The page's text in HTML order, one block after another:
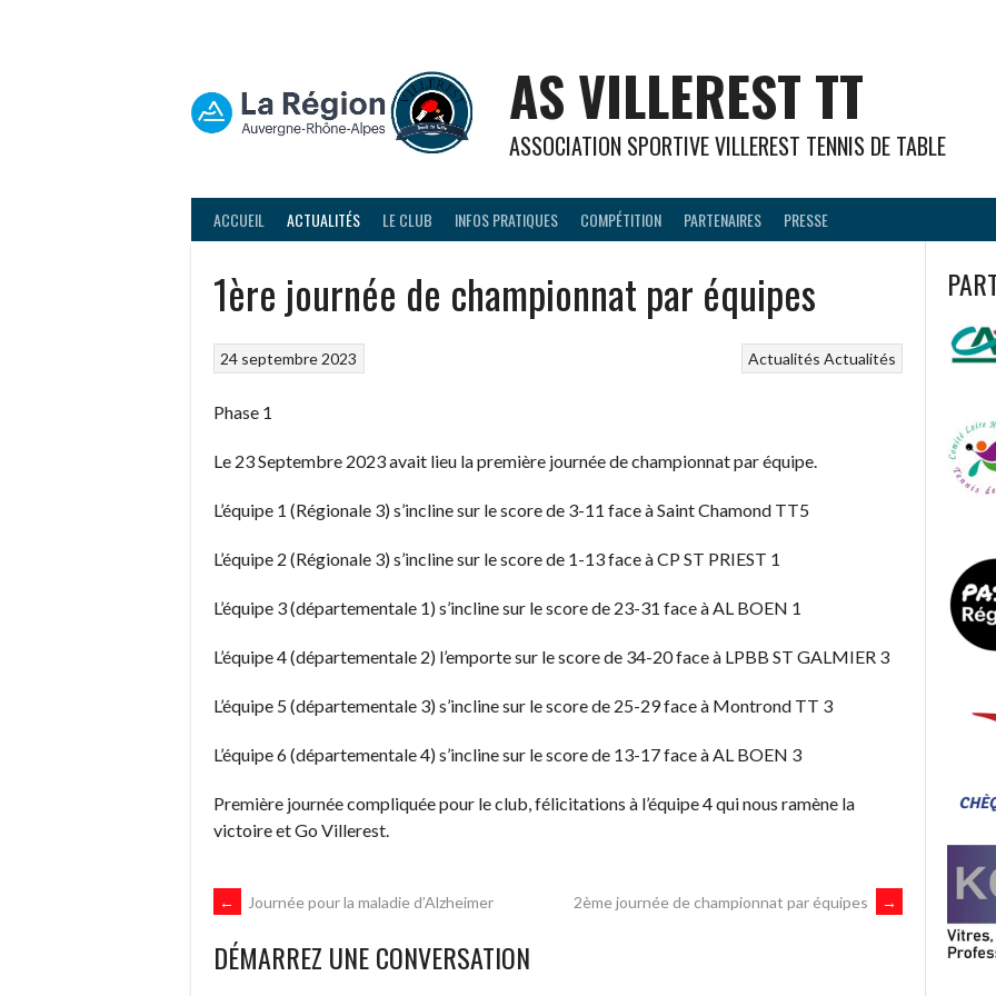
AS VILLEREST TT
ASSOCIATION SPORTIVE VILLEREST TENNIS DE TABLE
ACCUEIL ACTUALITÉS LE CLUB INFOS PRATIQUES COMPÉTITION PARTENAIRES PRESSE
1ère journée de championnat par équipes
Actualités Actualités
24 septembre 2023
Phase 1
Le 23 Septembre 2023 avait lieu la première journée de championnat par équipe.
L’équipe 1 (Régionale 3) s’incline sur le score de 3-11 face à Saint Chamond TT5
L’équipe 2 (Régionale 3) s’incline sur le score de 1-13 face à CP ST PRIEST 1
L’équipe 3 (départementale 1) s’incline sur le score de 23-31 face à AL BOEN 1
L’équipe 4 (départementale 2) l’emporte sur le score de 34-20 face à LPBB ST GALMIER 3
L’équipe 5 (départementale 3) s’incline sur le score de 25-29 face à Montrond TT 3
L’équipe 6 (départementale 4) s’incline sur le score de 13-17 face à AL BOEN 3
Première journée compliquée pour le club, félicitations à l’équipe 4 qui nous ramène la
victoire et Go Villerest.
NAVIGATION
DES
← Journée pour la maladie d’Alzheimer 2ème journée de championnat par équipes →
DÉMARREZ UNE CONVERSATION